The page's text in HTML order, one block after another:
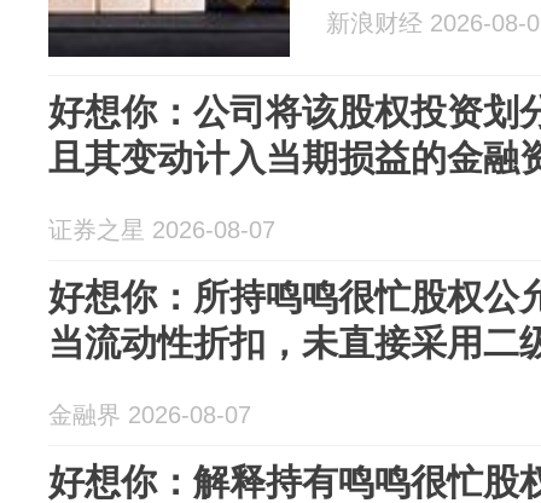
新浪财经 2026-08-
好想你：公司将该股权投资划
且其变动计入当期损益的金融
证券之星 2026-08-07
好想你：所持鸣鸣很忙股权公
当流动性折扣，未直接采用二
金融界 2026-08-07
好想你：解释持有鸣鸣很忙股